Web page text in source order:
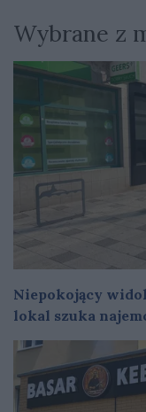
Wybrane z
Niepokojący
lokal szuka